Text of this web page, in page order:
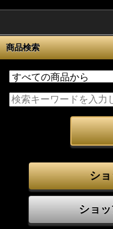
商品検索
シ
ショ